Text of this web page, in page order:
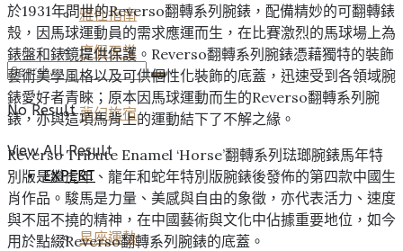
度假天堂
夢幻旅宿
EXPERT
星座運勢
雅仕指南
No Result
View All Result
於1931年問世的Reverso翻轉系列腕錶，配備精妙的可翻轉錶
殼，因馬球運動員的需求應運而生，在比賽激烈的馬球場上為
錶盤和錶鏡提供保護。Reverso翻轉系列腕錶憑藉獨特的裝飾
藝術美學風格以及可供個性化裝飾的底蓋，迅速受到各領域腕
錶愛好者青睞；原本因馬球運動而生的Reverso翻轉系列腕
錶，亦與這項馬背上的運動結下了不解之緣。
Reverso Tribute Enamel ‘Horse’翻轉系列琺瑯腕錶馬年特
別版是繼虎年、龍年和蛇年特別版腕錶後發佈的第四款中國生
肖作品。駿馬是力量、美感與自由的象徵，亦代表活力、速度
與不屈不撓的精神，在中國藝術與文化中佔據重要地位，如今
用於點綴Reverso翻轉系列腕錶的底蓋。